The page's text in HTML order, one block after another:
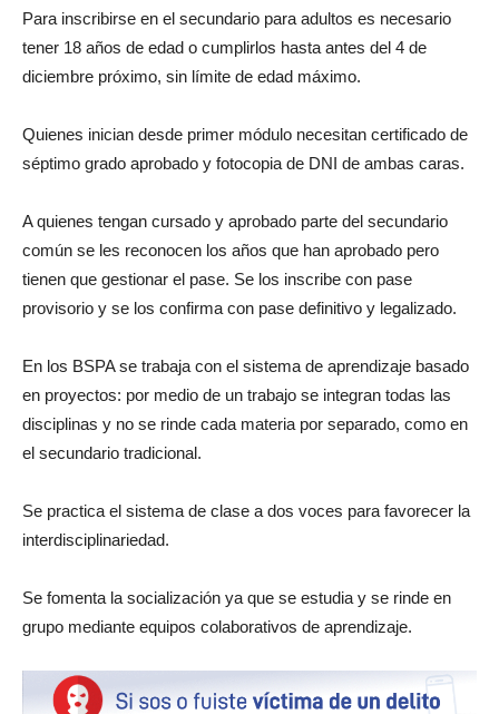
Para inscribirse en el secundario para adultos es necesario
tener 18 años de edad o cumplirlos hasta antes del 4 de
diciembre próximo, sin límite de edad máximo.
Quienes inician desde primer módulo necesitan certificado de
séptimo grado aprobado y fotocopia de DNI de ambas caras.
A quienes tengan cursado y aprobado parte del secundario
común se les reconocen los años que han aprobado pero
tienen que gestionar el pase. Se los inscribe con pase
provisorio y se los confirma con pase definitivo y legalizado.
En los BSPA se trabaja con el sistema de aprendizaje basado
en proyectos: por medio de un trabajo se integran todas las
disciplinas y no se rinde cada materia por separado, como en
el secundario tradicional.
Se practica el sistema de clase a dos voces para favorecer la
interdisciplinariedad.
Se fomenta la socialización ya que se estudia y se rinde en
grupo mediante equipos colaborativos de aprendizaje.